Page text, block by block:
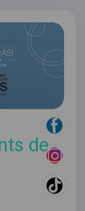
de